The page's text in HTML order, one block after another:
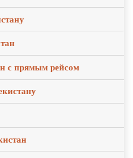
с прямым рейсом